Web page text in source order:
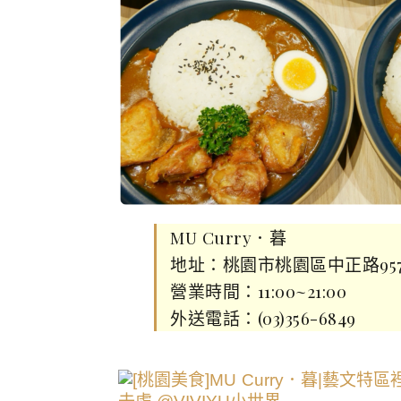
MU Curry．暮
地址：桃園市桃園區中正路
營業時間：11:00~21:00
外送電話：(03)356-6849